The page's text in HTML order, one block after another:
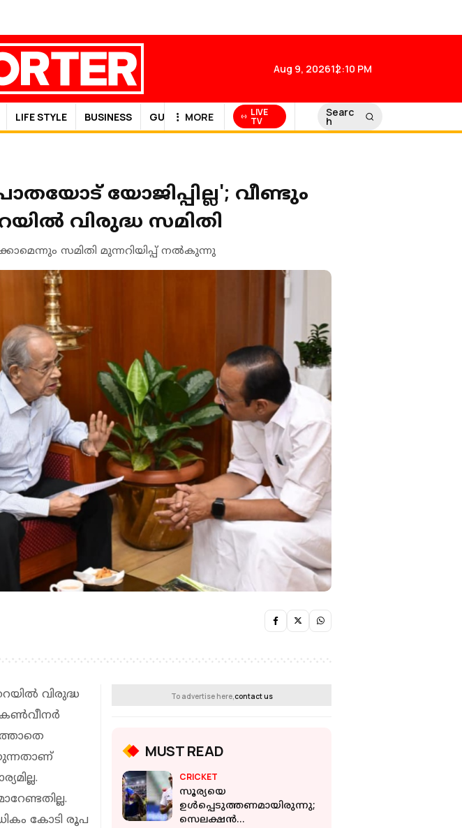
Aug 9, 202612:10 PM
LIFE STYLE BUSINESS GULF NEWS
MORE LIVE
TV
Searc
h
യോജിപ്പില്ല'; വീണ്ടും
വിരുദ്ധ സമിതി
സമിതി മുന്നറിയിപ്പ് നല്‍കുന്നു
വിരുദ്ധ
കണ്‍വീനര്‍
കോടി രൂപ
To advertise here, contact us
MUST READ
CRICKET
സൂര്യയെ
ഉള്‍പ്പെടുത്തണമായിരുന്നു;
സെലക്ഷന്‍